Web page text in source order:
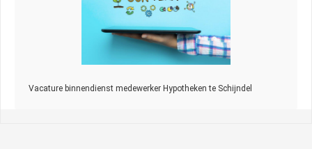
Vacature binnendienst medewerker Hypotheken te Schijndel